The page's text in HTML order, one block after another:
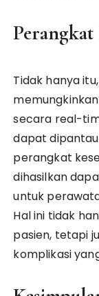
Tidak hanya
secara real-
dapat
perangkat
dihasilkan
untuk
Hal ini tidak
pasien, tetapi
komplikasi